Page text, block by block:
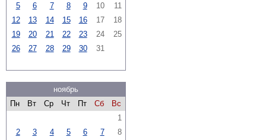
5
6 7 8 9 10
11
12
13 14 15 16 17
18
19
20 21 22 23 24
25
26
27 28 29 30 31
ноябрь
Пн
Вт Ср Чт Пт Сб
Вс
1
2
3 4 5 6 7
8